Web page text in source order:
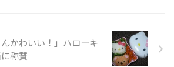
ましょ
かわいい！」ハローキ
称賛